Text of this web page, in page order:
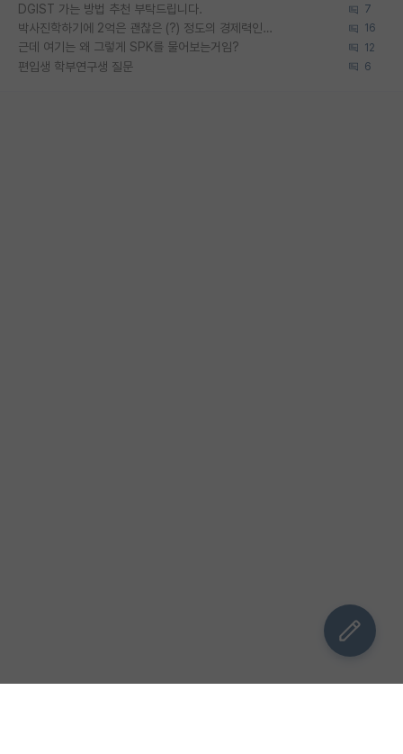
DGIST 가는 방법 추천 부탁드립니다. 7
박사진학하기에 2억은 괜찮은 (?) 정도의 경제력인가요 16
근데 여기는 왜 그렇게 SPK를 물어보는거임? 12
편입생 학부연구생 질문 6